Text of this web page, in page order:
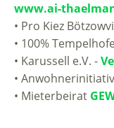
www.ai-
• Pro Kiez
• 100%
• Karussell e.V. -
•
• Mieterbeirat